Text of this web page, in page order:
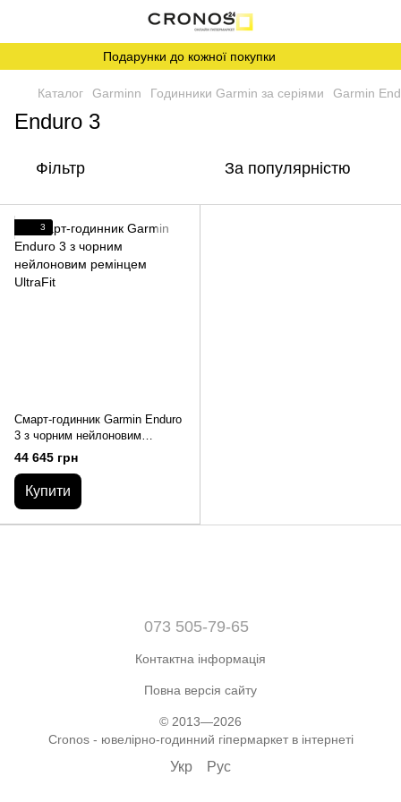
Подарунки до кожної покупки
Каталог Garminn Годинники Garmin за серіями Garmin
Enduro 3
Фільтр За популярністю
3
Смарт-годинник Garmin Enduro
3 з чорним нейлоновим
ремінцем UltraFit
44 645 грн
Купити
073 505-79-65
Контактна інформація
Повна версія сайту
© 2013—2026
Cronos - ювелірно-годинний гіпермаркет в інтернеті
Укр Рус